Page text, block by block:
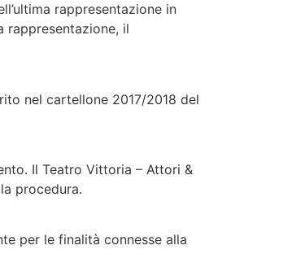
rappresentazione in
rappresentazione, il
nel cartellone 2017/2018 del
Il Teatro Vittoria – Attori &
procedura.
per le finalità connesse alla